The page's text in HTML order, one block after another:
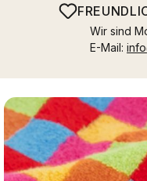
Wir sind
E-Mail: